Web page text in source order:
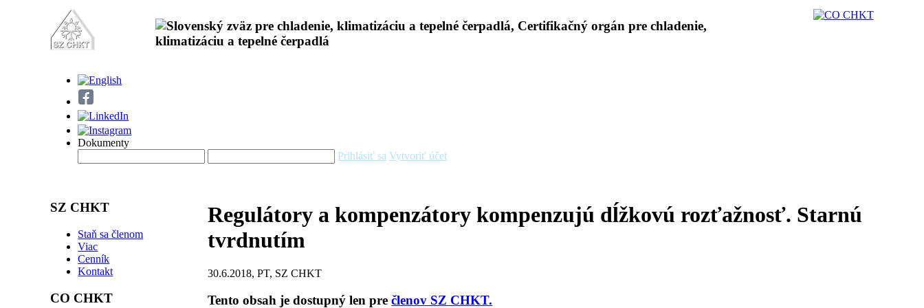
Dokumenty
Prihlásiť sa Vytvoriť účet
SZ CHKT
Staň sa členom
Viac
Cenník
Kontakt
CO CHKT
Regulátory a kompenzátory kompenzujú dĺžkovú rozťažnosť. Starnú
tvrdnutím
30.6.2018, PT, SZ CHKT
Tento obsah je dostupný len prečlenov SZ CHKT.